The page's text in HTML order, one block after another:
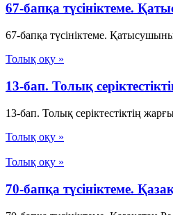
67-бапқа түсініктеме.
67-бапқа түсініктеме.
Толық оқу »
13-бап. Толық
13-бап. Толық серiктестiктiң
Толық оқу »
Толық оқу »
70-бапқа түсініктеме.